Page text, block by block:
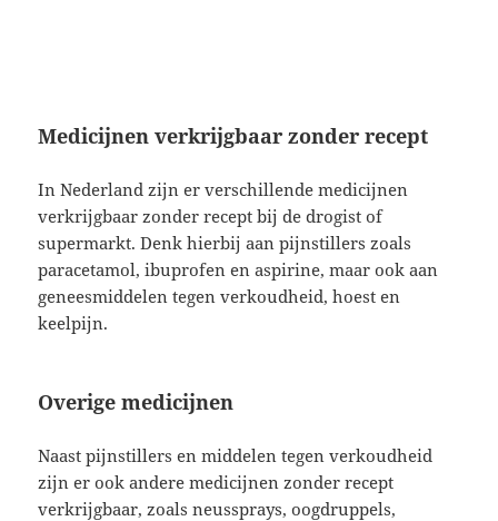
Medicijnen verkrijgbaar zonder recept
In Nederland zijn er verschillende medicijnen
verkrijgbaar zonder recept bij de drogist of
supermarkt. Denk hierbij aan pijnstillers zoals
paracetamol, ibuprofen en aspirine, maar ook aan
geneesmiddelen tegen verkoudheid, hoest en
keelpijn.
Overige medicijnen
Naast pijnstillers en middelen tegen verkoudheid
zijn er ook andere medicijnen zonder recept
verkrijgbaar, zoals neussprays, oogdruppels,